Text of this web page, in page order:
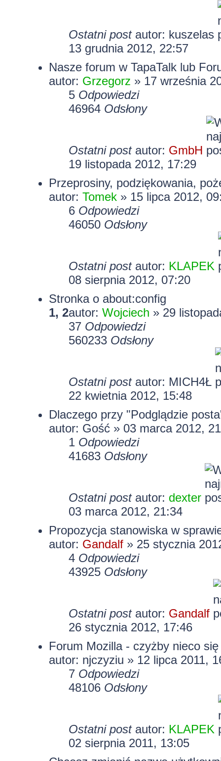
Ostatni post autor: kuszelas
13 grudnia 2012, 22:57
Nasze forum w TapaTalk lub
autor: Grzegorz » 17 września
5 Odpowiedzi
46964 Odsłony
Ostatni post autor: GmbH
19 listopada 2012, 17:29
Przeprosiny, podziękowania,
autor: Tomek» 15 lipca 2012,
6 Odpowiedzi
46050 Odsłony
Ostatni post autor: KLAPEK
08 sierpnia 2012, 07:20
Stronka o about:config
1, 2autor: Wojciech » 29
37 Odpowiedzi
560233 Odsłony
Ostatni post autor: MICH4Ł
22 kwietnia 2012, 15:48
Dlaczego przy "Podglądzie
autor: Gość » 03 marca 2012,
1 Odpowiedzi
41683 Odsłony
Ostatni post autor: dexter
03 marca 2012, 21:34
Propozycja stanowiska w
autor: Gandalf» 25 stycznia
4 Odpowiedzi
43925 Odsłony
Ostatni post autor: Gandalf
26 stycznia 2012, 17:46
Forum Mozilla - czyżby nieco się
autor: njczyziu » 12 lipca 2011,
7 Odpowiedzi
48106 Odsłony
Ostatni post autor: KLAPEK
02 sierpnia 2011, 13:05